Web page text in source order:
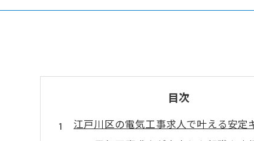
目次
江戸川区の電気工事求人で叶える安定